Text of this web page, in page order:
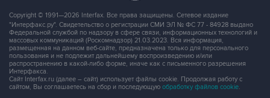
Copyright © 1991—2026 Interfax. Все права защищены. Сетевое издание
"Интерфакс.ру". Свидетельство о регистрации СМИ ЭЛ № ФС 77 - 84928 выдано
Федеральной службой по надзору в сфере связи, информационных технологий и
массовых коммуникаций (Роскомнадзор) 21.03.2023. Вся информация,
размещенная на данном веб-сайте, предназначена только для персонального
пользования и не подлежит дальнейшему воспроизведению и/или
распространению в какой-либо форме, иначе как с письменного разрешения
Интерфакса.
Сайт Interfax.ru (далее – сайт) использует файлы cookie. Продолжая работу с
сайтом, Вы соглашаетесь на сбор и последующую обработку файлов cookie.